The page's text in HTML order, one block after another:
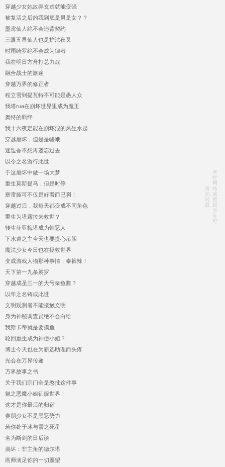
穿越少女她故弄玄虚就能变强
被复活之后的我到底是男是女？？
墨鸢仙人绝不会违背契约
三眼五显仙人也是护法夜叉
时雨绮罗绝不会成为律者
我在明日方舟打总力战
融合战士的旅途
穿越万界的修正者
程立雪到提瓦特不可能是愚人众
我塔rua在崩坏世界里成为魔王
奥特的羁绊
我十六夜定能在崩坏混的风生水起
穿越崩坏，但是是嵯峨
迷迭香不想再遗忘过去
以令之名游行此世
于这崩坏中做一场大梦
重生莫斯提马，但是时停
塞雷娅可不仅是好看而已啊！
穿越过后，我每天都变成不同角色
重生为塔露拉来救世？
转生菲亚梅塔成为带恶人
下水道之主今天也要提心吊胆
魔法少女今日也在拯救世界
变成游戏人物那种事情，泰裤辣！
天下第一九条裟罗
穿越成圣三一的大号杂鱼酱？
以年之名铸成此世
文明观测者不能接触文明
身为神秘调查员绝不会白给
我斯卡蒂就是要摸鱼
轮回重生成为神使小姐？
博士今天也在为新选助理而头疼
光会在万界传递
万界故事之书
关于我们宗门全是憨批这件事
魅之恶魔小姐征服世界！
这才是你最后的归宿
赛朋少女不是黑恶势力
若你处于冰与雪之死星
名为断剑的日后谈
崩坏：非主角的德尔塔
画师满足你的一切愿望
请
勿
转
载
未
经
网
站
或
授
权
方
许
可